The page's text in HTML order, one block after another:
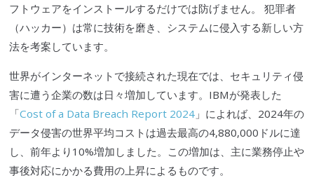
フトウェアをインストールするだけでは防げません。 犯罪者
（ハッカー）は常に技術を磨き、システムに侵入する新しい方
法を考案しています。
世界がインターネットで接続された現在では、セキュリティ侵
害に遭う企業の数は日々増加しています。 IBMが発表した
「Cost of a Data Breach Report 2024 」によれば、2024年の
データ侵害の世界平均コストは過去最高の4,880,000ドルに達
し、前年より10%増加しました。この増加は、主に業務停止や
事後対応にかかる費用の上昇によるものです。